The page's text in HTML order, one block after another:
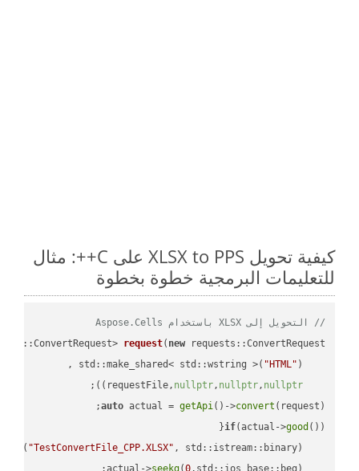
كيفية تحويل XLSX to PPS على C++: مثال
للتعليمات البرمجية خطوة بخطوة
// التحويل إلى XLSX باستخدام Aspose.Cells
request( new
"HTML"
    requestFile,
nullptr, nullptr, nullptr
))
;
auto actual = getApi()->convert (request);
if(actual->good
( "TestConvertFile_CPP.XLSX" , std::istream::binary)
seekg(0